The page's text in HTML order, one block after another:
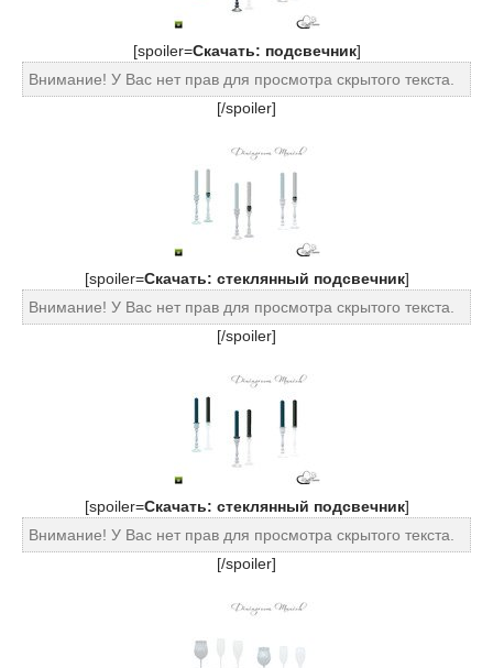
[spoiler=Cкачать: подсвечник]
Внимание! У Вас нет прав для просмотра скрытого текста.
[/spoiler]
[spoiler=Cкачать: стеклянный подсвечник]
Внимание! У Вас нет прав для просмотра скрытого текста.
[/spoiler]
[spoiler=Cкачать: стеклянный подсвечник]
Внимание! У Вас нет прав для просмотра скрытого текста.
[/spoiler]